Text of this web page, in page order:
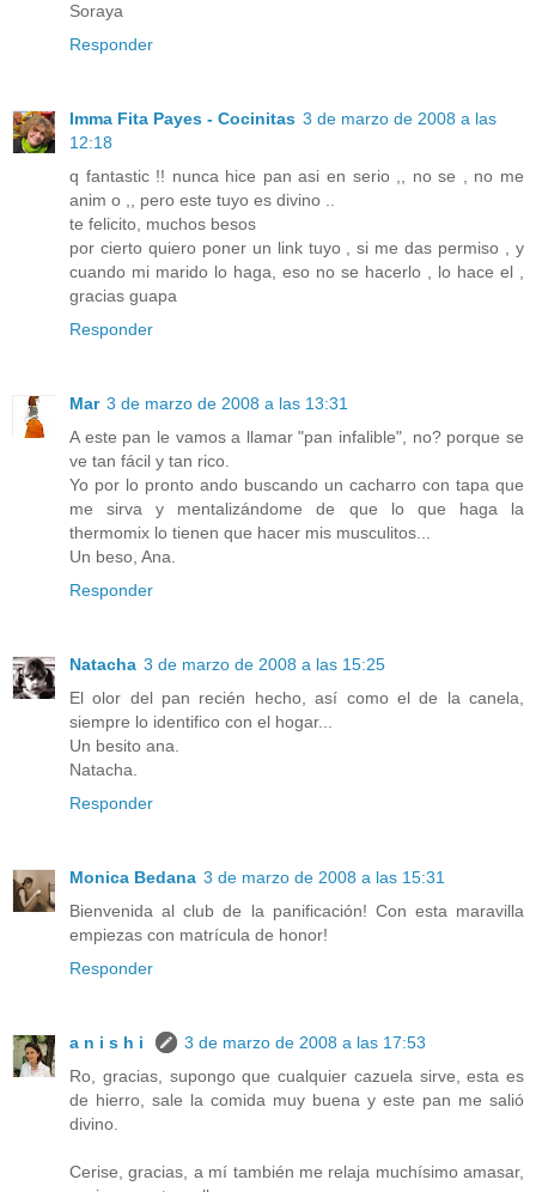
Soraya
Responder
Imma Fita Payes - Cocinitas 3 de marzo de 2008 a las
12:18
q fantastic !! nunca hice pan asi en serio ,, no se , no me
anim o ,, pero este tuyo es divino ..
te felicito, muchos besos
por cierto quiero poner un link tuyo , si me das permiso , y
cuando mi marido lo haga, eso no se hacerlo , lo hace el ,
gracias guapa
Responder
Mar 3 de marzo de 2008 a las 13:31
A este pan le vamos a llamar "pan infalible", no? porque se
ve tan fácil y tan rico.
Yo por lo pronto ando buscando un cacharro con tapa que
me sirva y mentalizándome de que lo que haga la
thermomix lo tienen que hacer mis musculitos...
Un beso, Ana.
Responder
Natacha 3 de marzo de 2008 a las 15:25
El olor del pan recién hecho, así como el de la canela,
siempre lo identifico con el hogar...
Un besito ana.
Natacha.
Responder
Monica Bedana 3 de marzo de 2008 a las 15:31
Bienvenida al club de la panificación! Con esta maravilla
empiezas con matrícula de honor!
Responder
a n i s h i
3 de marzo de 2008 a las 17:53
Ro, gracias, supongo que cualquier cazuela sirve, esta es
de hierro, sale la comida muy buena y este pan me salió
divino.
Cerise, gracias, a mí también me relaja muchísimo amasar,